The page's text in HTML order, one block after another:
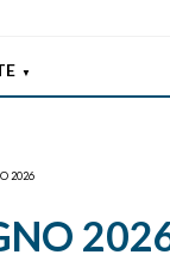
2026